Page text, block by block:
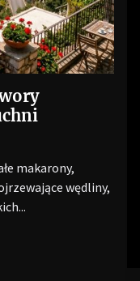
makarony,
wędliny,